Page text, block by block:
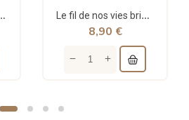
liées au voyage - Bazmoul - Héritage... Le fil de nos vies brisées - poche - Cécile Hennion - Points
8,90 €